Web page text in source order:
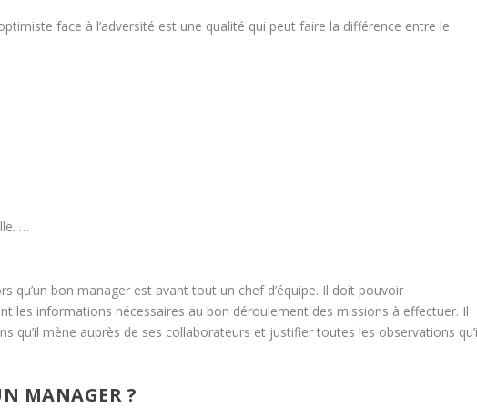
face à l’adversité est une qualité qui peut faire la différence entre le
…
qu’un bon manager est avant tout un chef d’équipe. Il doit pouvoir
les informations nécessaires au bon déroulement des missions à effectuer. Il
qu’il mène auprès de ses collaborateurs et justifier toutes les observations
MANAGER ?